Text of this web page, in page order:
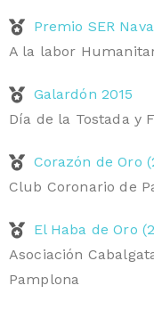
Premio SER
A la labor
Galardón 2015
Día de la Tostada y
Corazón de Oro
Club Coronario de
El Haba de Oro
Asociación
Pamplona